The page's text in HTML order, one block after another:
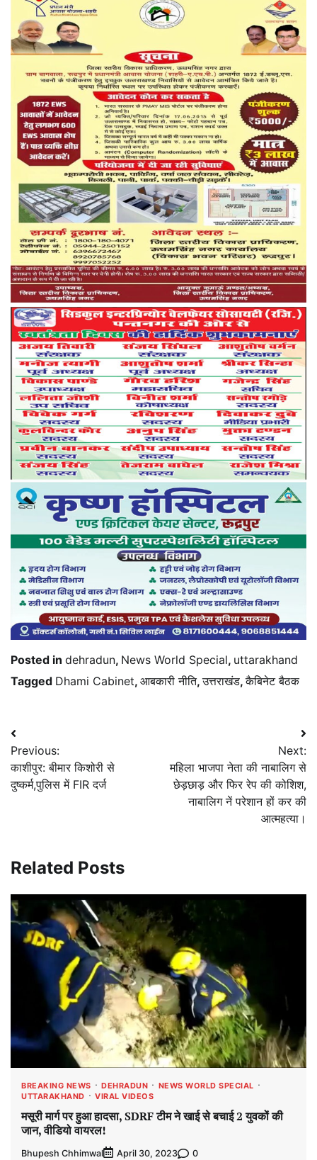
Posted in dehradun, News World Special, uttarakhand
Tagged Dhami Cabinet, आबकारी नीति,उत्तराखंड,कैबिनेट बैठक
Post
navigation
Previous:
काशीपुर: बीमार किशोरी से
दुष्कर्म,पुलिस में FIR दर्ज
Next:
महिला भाजपा नेता की नाबालिग से
छेड़छाड़ और फिर रेप की कोशिश,
नाबालिग नें परेशान हों कर की
आत्महत्या।
Related Posts
BREAKING NEWS DEHRADUN
NEWS WORLD SPECIAL
UTTARAKHAND
VIRAL VIDEOS
मसूरी मार्ग पर हुआ हादसा, SDRF टीम ने खाई से बचाई 2 युवकों की
जान, वीडियो वायरल!
Bhupesh Chhimwal April 30, 2023 0